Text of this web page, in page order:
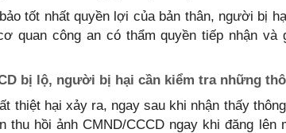
tốt nhất quyền lợi của bản thân, người bị
quan công an có thẩm quyền tiếp nhận và
bị lộ, người bị hại cần kiểm tra những
thiệt hại xảy ra, ngay sau khi nhận thấy
thu hồi ảnh CMND/CCCD ngay khi đăng lên